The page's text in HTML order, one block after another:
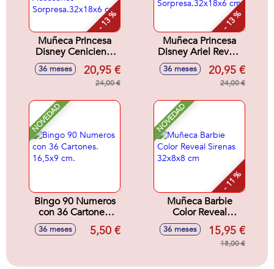
- 13 %
Muñeca Princesa
Disney Cenicienta
Reveal Con
Accesorios
Sorpresa.32x18x6
36 meses 20,95 €
24,00 €
- 13 %
Muñeca Princesa
Disney Ariel Reveal
Con Accesorios
Sorpresa.32x18x6
36 meses 20,95 €
24,00 €
NOVEDAD
Bingo 90 Numeros
con 36 Cartones.
16,5x9 cm.
36 meses 5,50 €
NOVEDAD
- 11 %
Muñeca Barbie
Color Reveal
Sirenas 32x8x8 cm
36 meses 15,95 €
18,00 €